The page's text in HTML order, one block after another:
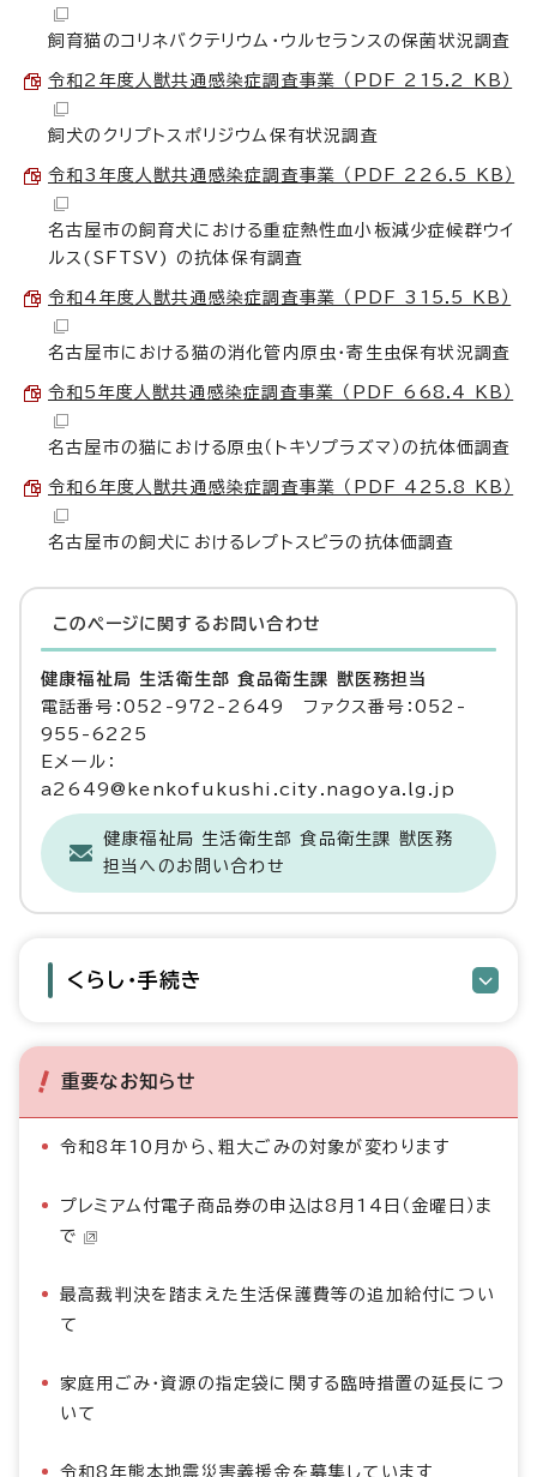
飼育猫のコリネバクテリウム・ウルセランスの保菌状況調査
令和2年度人獣共通感染症調査事業 （PDF 215.2 KB）
飼犬のクリプトスポリジウム保有状況調査
令和3年度人獣共通感染症調査事業 （PDF 226.5 KB）
名古屋市の飼育犬における重症熱性血小板減少症候群ウイ
ルス(SFTSV) の抗体保有調査
令和4年度人獣共通感染症調査事業 （PDF 315.5 KB）
名古屋市における猫の消化管内原虫・寄生虫保有状況調査
令和5年度人獣共通感染症調査事業 （PDF 668.4 KB）
名古屋市の猫における原虫（トキソプラズマ）の抗体価調査
令和6年度人獣共通感染症調査事業 （PDF 425.8 KB）
名古屋市の飼犬におけるレプトスピラの抗体価調査
このページに関する お問い合わせ
健康福祉局 生活衛生部 食品衛生課 獣医務担当
電話番号：052-972-2649 ファクス番号：052-
955-6225
Eメール：
a2649@kenkofukushi.city.nagoya.lg.jp
健康福祉局 生活衛生部 食品衛生課 獣医務
担当へのお問い合わせ
くらし・手続き
重要なお知らせ
令和8年10月から、粗大ごみの対象が変わります
プレミアム付電子商品券の申込は8月14日（金曜日）ま
で
最高裁判決を踏まえた生活保護費等の追加給付につい
て
家庭用ごみ・資源の指定袋に関する臨時措置の延長につ
いて
令和8年熊本地震災害義援金を募集しています